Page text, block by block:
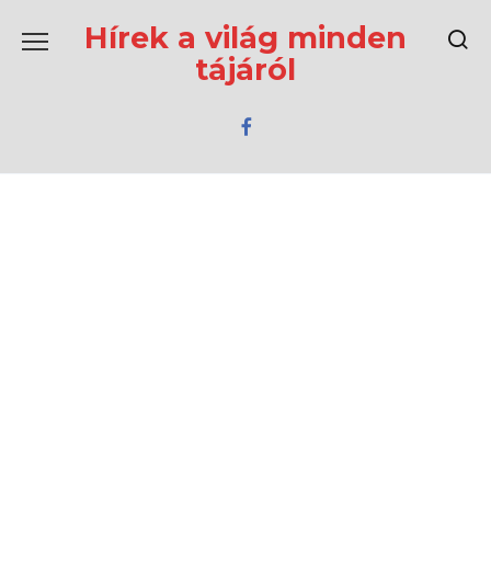
содержаниюHírek a világ minden
tájáról